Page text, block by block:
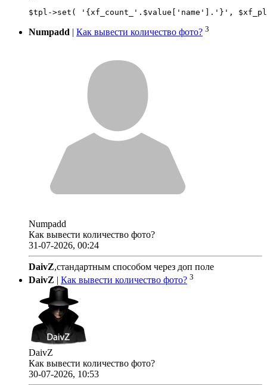
Numpadd | Как вывести количество фото? 3
Numpadd
Как вывести количество фото?
31-07-2026, 00:24
DaivZ,стандартным способом через доп поле
DaivZ | Как вывести количество фото? 3
DaivZ
Как вывести количество фото?
30-07-2026, 10:53